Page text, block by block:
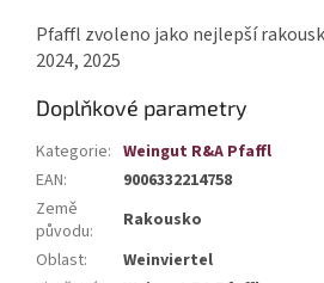
Pfaffl zvoleno jako nejlepší
2024, 2025
Doplňkové parametry
Kategorie: Weingut R&A Pfaffl
EAN:
9006332214758
Země
původu:
Rakousko
Oblast:
Weinviertel